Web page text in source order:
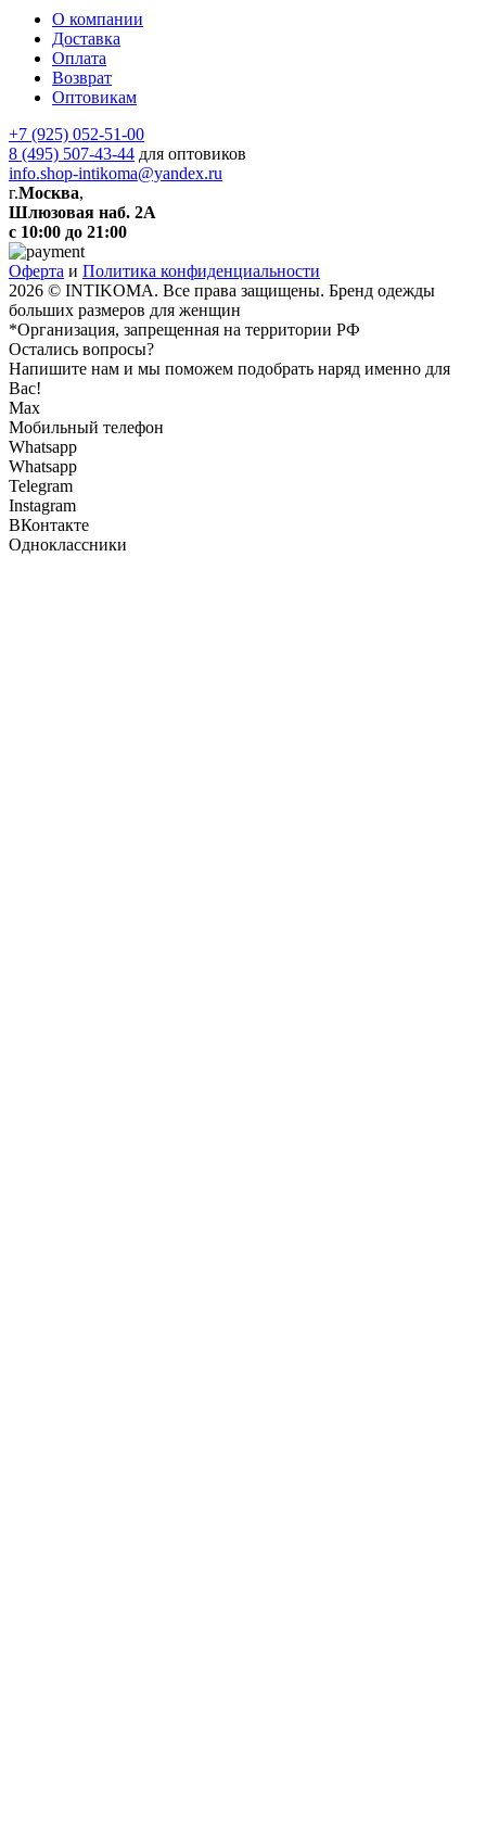
О компании
Доставка
Оплата
Возврат
Оптовикам
+7 (925) 052-51-00
8 (495) 507-43-44 для оптовиков
info.shop-intikoma@yandex.ru
г.Москва,
Шлюзовая наб. 2А
с 10:00 до 21:00
Оферта и Политика конфиденциальности
2026 © INTIKOMA. Все права защищены. Бренд одежды
больших размеров для женщин
*Организация, запрещенная на территории РФ
Остались вопросы?
Напишите нам и мы поможем подобрать наряд именно для
Вас!
Max
Мобильный телефон
Whatsapp
Whatsapp
Telegram
Instagram
ВКонтакте
Одноклассники